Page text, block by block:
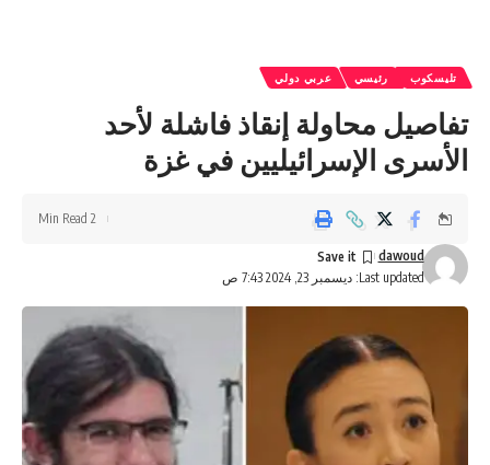
تليسكوب رئيسي عربي دولي
تفاصيل محاولة إنقاذ فاشلة لأحد
الأسرى الإسرائيليين في غزة
Last updated: ديسمبر 23, 2024 7:43 ص
dawoud
2 Min Read